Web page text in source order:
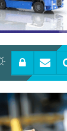
покоряет